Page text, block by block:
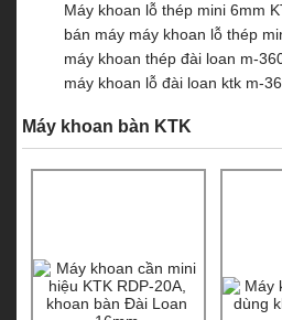
Máy khoan lỗ thép mini 6mm
bán máy máy khoan lỗ thép
máy khoan thép đài loan m-360
máy khoan lỗ đài loan ktk m-
Máy khoan bàn KTK